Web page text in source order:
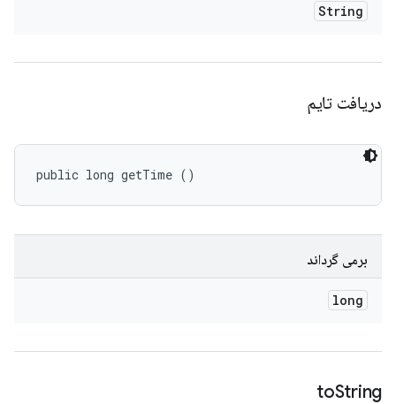
String
دریافت تایم
public long getTime ()
برمی گرداند
long
toString